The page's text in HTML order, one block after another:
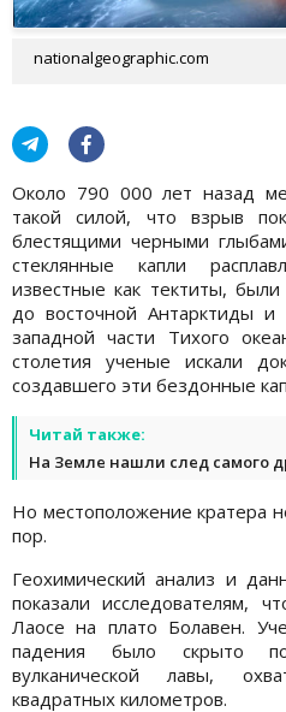
nationalgeographic.com
Около 790 000 лет назад
такой силой, что взрыв
блестящими черными
стеклянные капли
известные как тектиты,
до восточной Антарктиды
западной части Тихого
столетия ученые искали
создавшего эти бездонные
Читай также:
На Земле нашли след самого
Но местоположение кратера
пор.
Геохимический анализ и
показали исследователям,
Лаосе на плато Болавен.
падения было скрыто
вулканической лавы,
квадратных километров.